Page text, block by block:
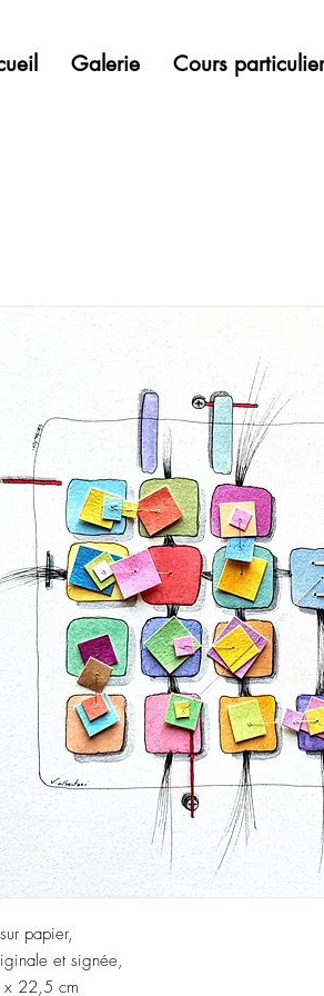
Galerie Cours
papier,
et signée,
x 22,5 cm